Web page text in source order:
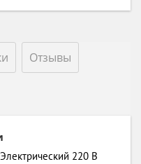
Отзывы
Электрический 220 В